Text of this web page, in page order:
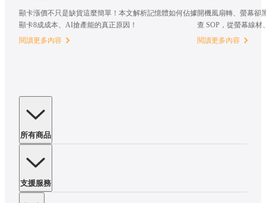
顯卡漲價不只是缺貨這麼簡單！本文解析記憶體如何佔據
顯卡8成成本、AI搶產能的真正原因！
閱讀更多內容
開機風扇轉、螢幕卻
查 SOP，從螢幕線
懂，附常見問題 FAQ
閱讀更多內容
所有商品
支援服務